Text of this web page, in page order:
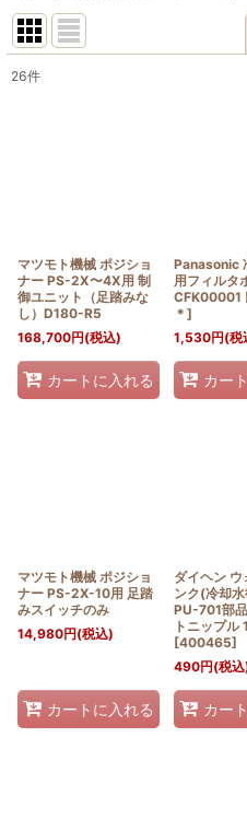
26件
マツモト機械 ポジショ
ナー PS-2X〜4X用 制
御ユニット（足踏みな
し）D180-R5
168,700円(税込)
カートに入れる
Panasonic
用フィルタ
CFK00001
＊ ]
1,530円(税
カー
マツモト機械 ポジショ
ナー PS-2X-10用 足踏
みスイッチのみ
14,980円(税込)
カートに入れる
ダイヘン ウ
ンク(冷却
PU-701部
トニップ
[400465]
490円(税
カー